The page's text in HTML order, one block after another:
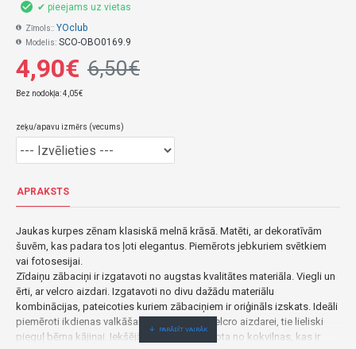
4,90€ 6,50€
Bez nodokļa: 4,05€
✔ pieejams uz vietas
Zīmols:: YOclub
Modelis: SCO-OBO0169.9
zeķu/apavu izmērs (vecums)
APRAKSTS
Jaukas kurpes zēnam klasiskā melnā krāsā. Matēti, ar dekoratīvām
šuvēm, kas padara tos ļoti elegantus. Piemērots jebkuriem svētkiem
vai fotosesijai.
Zīdaiņu zābaciņi ir izgatavoti no augstas kvalitātes materiāla. Viegli un
ērti, ar velcro aizdari. Izgatavoti no divu dažādu materiālu
kombinācijas, pateicoties kuriem zābaciņiem ir oriģināls izskats. Ideāli
piemēroti ikdienas valkāšanai. Pateicoties velcro aizdarei, tie lieliski
pieguļ bērna kājiņai. Iekšējā odere ir izgatavota no kokvilnas, kas ir